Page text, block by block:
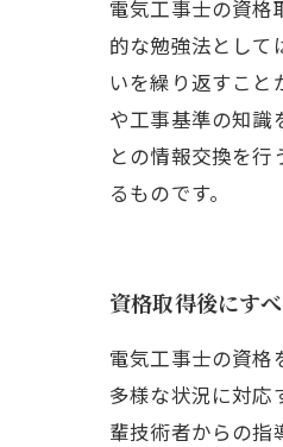
電気工事士の資格
的な勉強法として
いを繰り返すこ
や工事基準の知識
との情報交換を
るものです。
資格取得後にす
電気工事士の資格
多様な状況に対応
輩技術者からの指